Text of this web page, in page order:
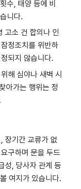
수, 태양 등에 비
니다.
고소 건 합의나 인
정조치를 위반하
되지 않습니다.
해 심야나 새벽 시
아가는 행위는 정
장기간 교류가 없
구하며 문을 두드
성, 당사자 관계 등
여지가 있습니다.